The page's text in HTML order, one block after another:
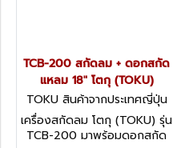
TCB-200 สกัดลม + ดอกสกัด
แหลม 18" โตกุ (TOKU)
TOKU สินค้าจากประเทศญี่ปุ่น
TCB-200
เครื่องสกัดลม โตกุ (TOKU) รุ่น
TCB-200 มาพร้อมดอกสกัด